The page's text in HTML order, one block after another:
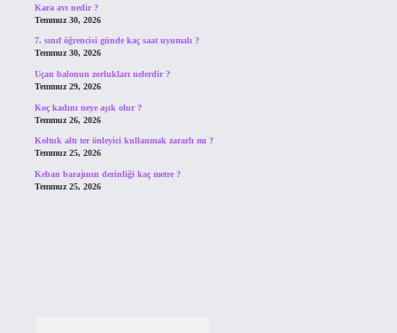
Kara avı nedir ?
Temmuz 30, 2026
7. sınıf öğrencisi günde kaç saat uyumalı ?
Temmuz 30, 2026
Uçan balonun zorlukları nelerdir ?
Temmuz 29, 2026
Koç kadını neye aşık olur ?
Temmuz 26, 2026
Koltuk altı ter önleyici kullanmak zararlı mı ?
Temmuz 25, 2026
Keban barajının derinliği kaç metre ?
Temmuz 25, 2026